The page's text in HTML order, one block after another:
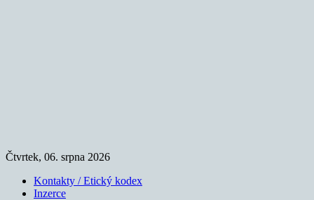
Čtvrtek, 06. srpna 2026
Kontakty / Etický kodex
Inzerce